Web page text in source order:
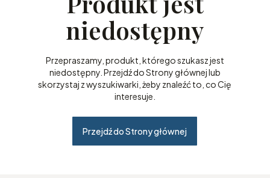
niedostępny
Przepraszamy, produkt, którego szukasz jest
niedostępny. Przejdź do Strony głównej lub
skorzystaj z wyszukiwarki, żeby znaleźć to, co Cię
interesuje.
Przejdź do Strony głównej